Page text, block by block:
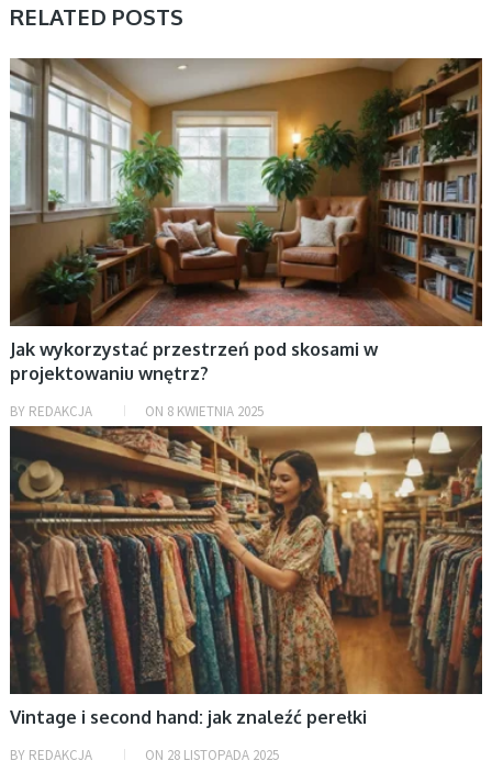
RELATED POSTS
BEZ KATEGORII
Jak wykorzystać przestrzeń pod skosami w
projektowaniu wnętrz?
BY REDAKCJA ON 8 KWIETNIA 2025
BEZ KATEGORII
Vintage i second hand: jak znaleźć perełki
BY REDAKCJA ON 28 LISTOPADA 2025